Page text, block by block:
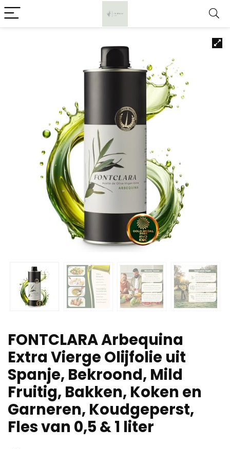
FONTCLARA Arbequina
Extra Vierge Olijfolie uit
Spanje, Bekroond, Mild
Fruitig, Bakken, Koken en
Garneren, Koudgeperst,
Fles van 0,5 & 1 liter